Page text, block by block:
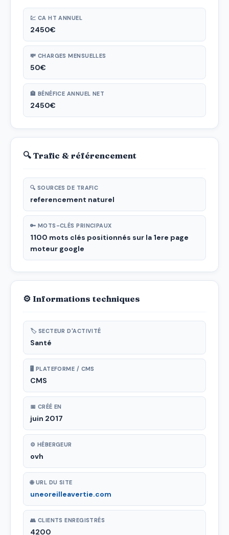
💹 CA HT ANNUEL
2450€
💸 CHARGES MENSUELLES
50€
🏦 BÉNÉFICE ANNUEL NET
2450€
🔍 Trafic & référencement
🔍 SOURCES DE TRAFIC
referencement naturel
🔑 MOTS-CLÉS PRINCIPAUX
1100 mots clés positionnés sur la 1ere page
moteur google
⚙ Informations techniques
🏷 SECTEUR D'ACTIVITÉ
Santé
🖥 PLATEFORME / CMS
CMS
📅 CRÉÉ EN
juin 2017
⚙ HÉBERGEUR
ovh
🌐 URL DU SITE
uneoreilleavertie.com
👥 CLIENTS ENREGISTRÉS
4200